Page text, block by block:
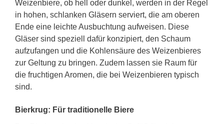
Weizenbiere, ob hell oder dunkel, werden in der Regel
in hohen, schlanken Gläsern serviert, die am oberen
Ende eine leichte Ausbuchtung aufweisen. Diese
Gläser sind speziell dafür konzipiert, den Schaum
aufzufangen und die Kohlensäure des Weizenbieres
zur Geltung zu bringen. Zudem lassen sie Raum für
die fruchtigen Aromen, die bei Weizenbieren typisch
sind.
Bierkrug: Für traditionelle Biere